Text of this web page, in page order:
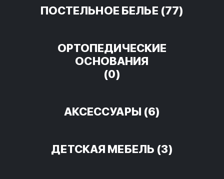
ПОСТЕЛЬНОЕ БЕЛЬЕ (77)
ОРТОПЕДИЧЕСКИЕ
ОСНОВАНИЯ
(0)
АКСЕССУАРЫ (6)
ДЕТСКАЯ МЕБЕЛЬ (3)